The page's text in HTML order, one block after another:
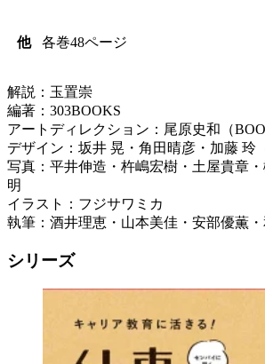
他 各巻48ページ
解説：玉置崇
編著：303BOOKS
アートディレクション：尾原史和（
デザイン：坂井 晃・角田晴彦・加藤 玲
写真：平井伸造・杵嶋宏樹・土屋貴章
明
イラスト：フジサワミカ
執筆：酒井理恵・山本美佳・安部優薫
シリーズ